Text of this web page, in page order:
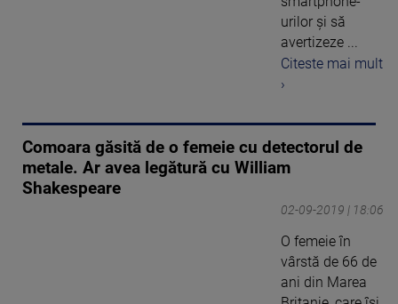
urilor și să
avertizeze ...
Citeste mai mult
›
Comoara găsită de o femeie cu detectorul de
metale. Ar avea legătură cu William
Shakespeare
02-09-2019 | 18:06
O femeie în
vârstă de 66 de
ani din Marea